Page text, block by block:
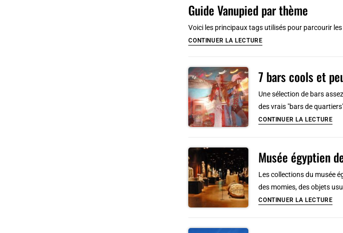
byzantine
à
Guide Vanupied par thème
Voici les principaux tags utilisés pour parcourir
CONTINUER LA LECTUREGuide
thème
7 bars cools et
Une sélection de bars
des vrais "bars de
CONTINUER LA LECTURE7
et
Musée égyptien
Les collections du musée
des momies, des objets
CONTINUER LA LECTURE